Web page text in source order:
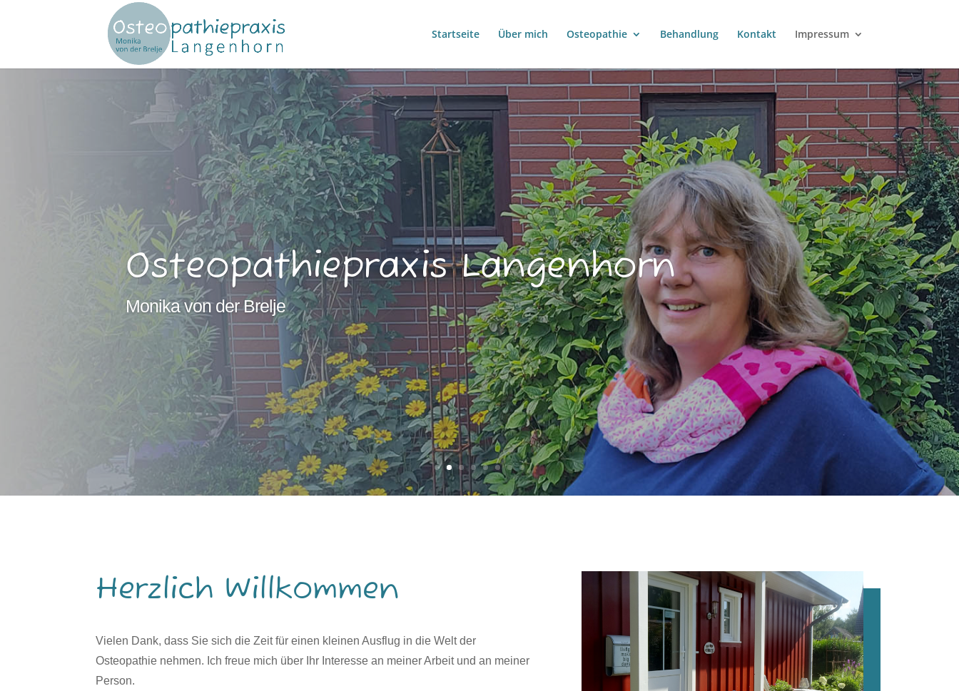
Startseite Über mich Osteopathie Behandlung Kontakt Impressum
Osteopathiepraxis Langenhorn
Monika von der Brelje
Herzlich Willkommen
Vielen Dank, dass Sie sich die Zeit für einen kleinen Ausflug in die Welt der
Osteopathie nehmen. Ich freue mich über Ihr Interesse an meiner Arbeit und an meiner
Person.